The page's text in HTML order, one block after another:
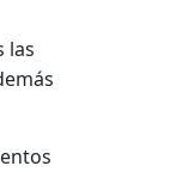
las